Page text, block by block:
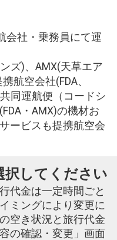
会社・乗務員にて運
ズ)、AMX(天草エア
航空会社(FDA、
同運航便（コードシ
・AMX)の機材お
ービスも提携航空会
択してください
代金は一定時間ごと
ミングにより変更に
空き状況と旅行代金
の確認・変更」画面